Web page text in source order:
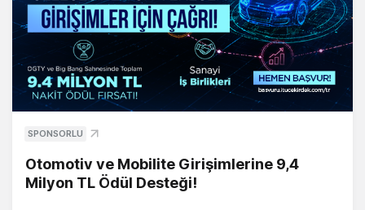
SPONSORLU
Otomotiv ve Mobilite Girişimlerine 9,4
Milyon TL Ödül Desteği!